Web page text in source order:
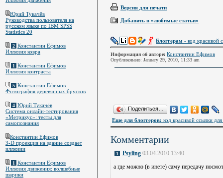
Версия для печати
Добавить в «любимые статьи»
Блоггерам - код красивой
Информация об авторе: Константин Ефимов
Опубликовано: January 29, 2010, 11:33 am
Поделиться…
Еще для блоггеров: код красивой ссылки для
Комментарии
1 Psyling 03.04.2010 13:40
а где можно (в инете) саму передачу
Юрий Тукачёв
Руководства пользователя на
русском языке по IBM SPSS
Statistics 20
2 Константин Ефимов
Иллюзия ковра
1 Константин Ефимов
Иллюзия контраста
5 Константин Ефимов
Фотография деревянных брусков
4 Юрий Тукачёв
Система онлайн-тестирования
«Метрикус»: тесты для
самопознания
Константин Ефимов
3-D проекция на здание создает
иллюзии
1 Константин Ефимов
Иллюзия движения: волшебные
шарики